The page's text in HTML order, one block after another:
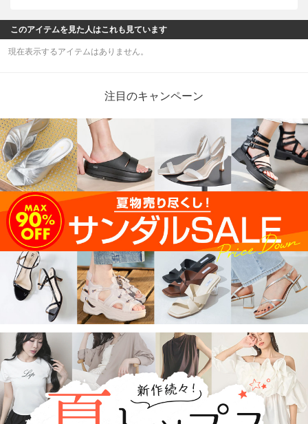
このアイテムを見た人はこれも見ています
現在表示するアイテムはありません。
注目のキャンペーン